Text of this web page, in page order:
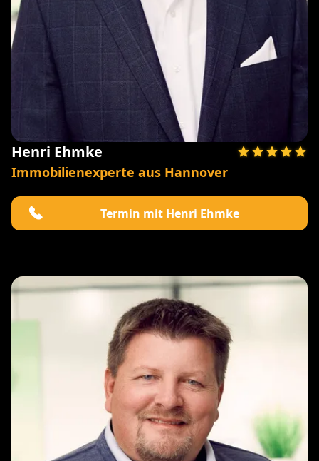
Henri Ehmke
Immobilienexperte aus Hannover
Termin mit Henri Ehmke